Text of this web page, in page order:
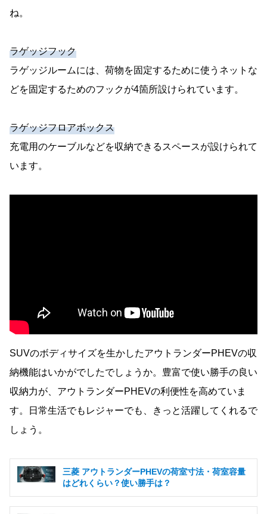
ね。
ラゲッジフック
ラゲッジルームには、荷物を固定するために使うネットな
どを固定するためのフックが4箇所設けられています。
ラゲッジフロアボックス
充電用のケーブルなどを収納できるスペースが設けられて
います。
SUVのボディサイズを生かしたアウトランダーPHEVの収
納機能はいかがでしたでしょうか。豊富で使い勝手の良い
収納力が、アウトランダーPHEVの利便性を高めていま
す。日常生活でもレジャーでも、きっと活躍してくれるで
しょう。
三菱 アウトランダーPHEVの荷室寸法・荷室容量
はどれくらい？使い勝手は？